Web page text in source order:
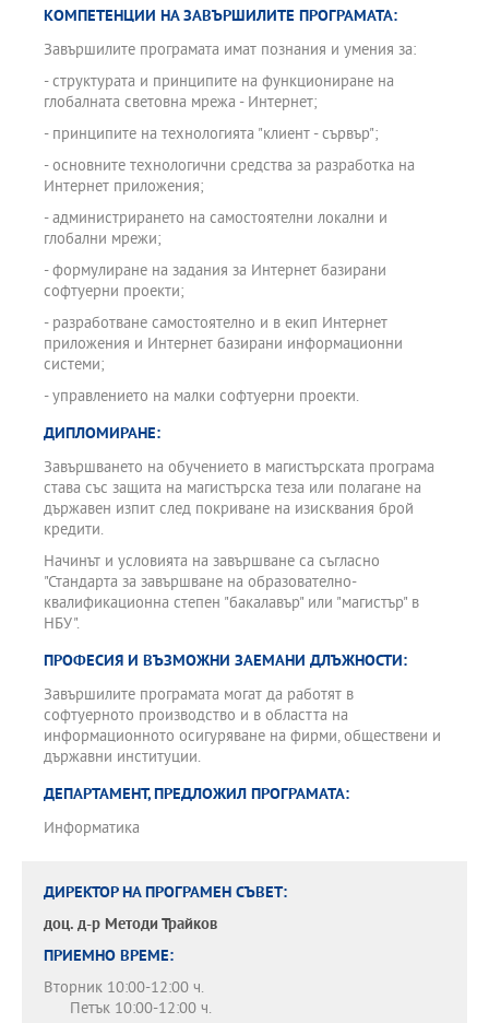
КОМПЕТЕНЦИИ НА ЗАВЪРШИЛИТЕ ПРОГРАМАТА:
Завършилите програмата имат познания и умения за:
- структурата и принципите на функциониране на
глобалната световна мрежа - Интернет;
- принципите на технологията "клиент - сървър";
- основните технологични средства за разработка на
Интернет приложения;
- администрирането на самостоятелни локални и
глобални мрежи;
- формулиране на задания за Интернет базирани
софтуерни проекти;
- разработване самостоятелно и в екип Интернет
приложения и Интернет базирани информационни
системи;
- управлението на малки софтуерни проекти.
ДИПЛОМИРАНЕ:
Завършването на обучението в магистърската програма
става със защита на магистърска теза или полагане на
държавен изпит след покриване на изисквания брой
кредити.
Начинът и условията на завършване са съгласно
"Стандарта за завършване на образователно-
квалификационна степен "бакалавър" или "магистър" в
НБУ".
ПРОФЕСИЯ И ВЪЗМОЖНИ ЗАЕМАНИ ДЛЪЖНОСТИ:
Завършилите програмата могат да работят в
софтуерното производство и в областта на
информационното осигуряване на фирми, обществени и
държавни институции.
ДЕПАРТАМЕНТ, ПРЕДЛОЖИЛ ПРОГРАМАТА:
Информатика
ДИРЕКТОР НА ПРОГРАМЕН СЪВЕТ:
доц. д-р Методи Трайков
ПРИЕМНО ВРЕМЕ:
Вторник 10:00-12:00 ч.
Петък 10:00-12:00 ч.